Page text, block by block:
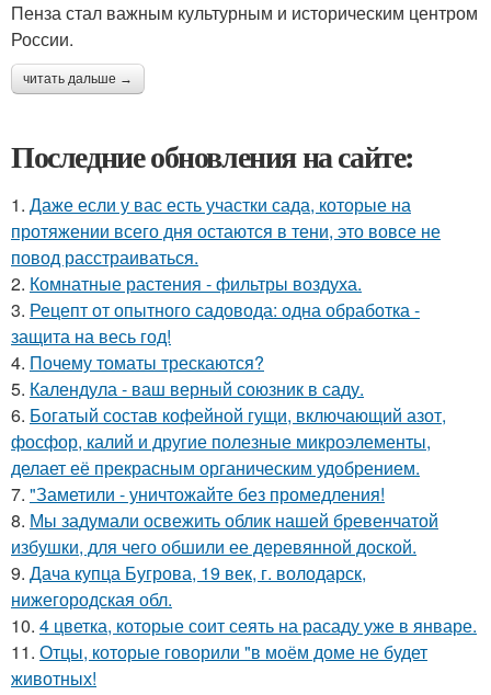
Пенза стал важным культурным и историческим центром
России.
читать дальше →
Последние обновления на сайте:
1. Даже если у вас есть участки сада, которые на
протяжении всего дня остаются в тени, это вовсе не
повод расстраиваться.
2. Комнатные растения - фильтры воздуха.
3. Рецепт от опытного садовода: одна обработка -
защита на весь год!
4. Почему томаты трескаются?
5. Календула - ваш верный союзник в саду.
6. Богатый состав кофейной гущи, включающий азот,
фосфор, калий и другие полезные микроэлементы,
делает её прекрасным органическим удобрением.
7. "Заметили - уничтожайте без промедления!
8. Мы задумали освежить облик нашей бревенчатой
избушки, для чего обшили ее деревянной доской.
9. Дача купца Бугрова, 19 век, г. володарск,
нижегородская обл.
10. 4 цветка, которые соит сеять на расаду уже в январе.
11. Отцы, которые говорили "в моём доме не будет
животных!